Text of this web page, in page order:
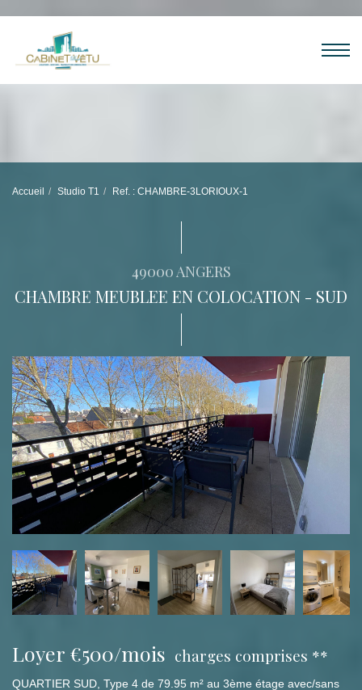
Accueil Studio T1 Ref. : CHAMBRE-3LORIOUX-1
49000 ANGERS
CHAMBRE MEUBLEE EN COLOCATION - SUD
Loyer €500/mois charges comprises **
QUARTIER SUD, Type 4 de 79.95 m² au 3ème étage avec/sans